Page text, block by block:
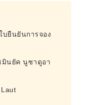
บยืนยันการจอง
มินยัค นูซาดูอา